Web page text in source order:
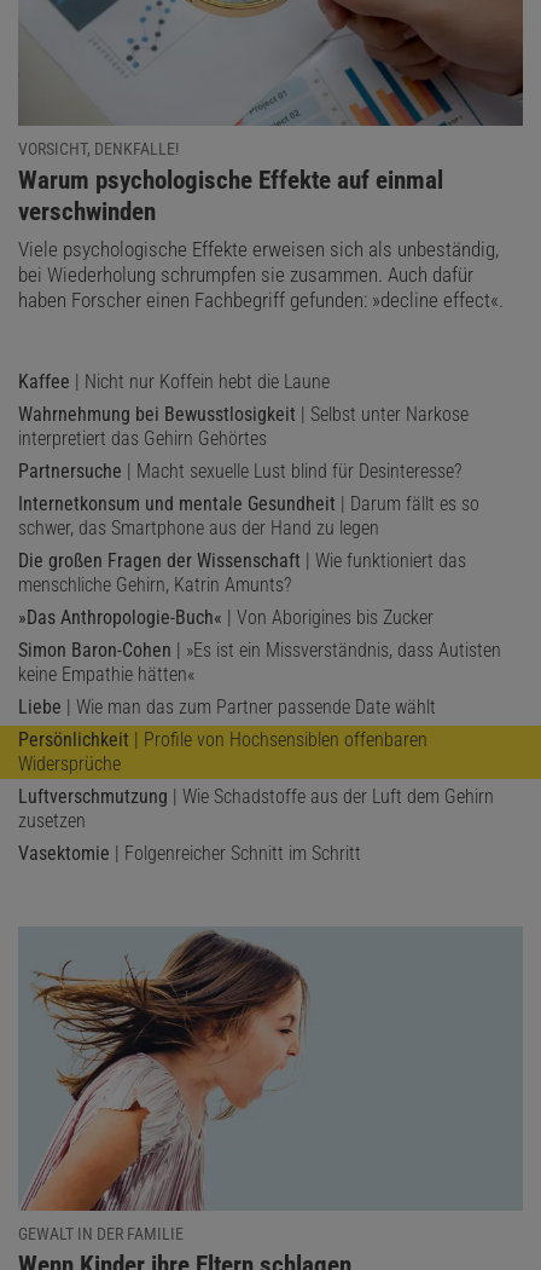
VORSICHT, DENKFALLE!
:
Warum psychologische Effekte auf einmal
verschwinden
Viele psychologische Effekte erweisen sich als unbeständig,
bei Wiederholung schrumpfen sie zusammen. Auch dafür
haben Forscher einen Fachbegriff gefunden: »decline effect«.
Kaffee | Nicht nur Koffein hebt die Laune
Wahrnehmung bei Bewusstlosigkeit | Selbst unter Narkose
interpretiert das Gehirn Gehörtes
Partnersuche | Macht sexuelle Lust blind für Desinteresse?
Internetkonsum und mentale Gesundheit | Darum fällt es so
schwer, das Smartphone aus der Hand zu legen
Die großen Fragen der Wissenschaft | Wie funktioniert das
menschliche Gehirn, Katrin Amunts?
»Das Anthropologie-Buch« | Von Aborigines bis Zucker
Simon Baron-Cohen | »Es ist ein Missverständnis, dass Autisten
keine Empathie hätten«
Liebe | Wie man das zum Partner passende Date wählt
Persönlichkeit | Profile von Hochsensiblen offenbaren
Widersprüche
Luftverschmutzung | Wie Schadstoffe aus der Luft dem Gehirn
zusetzen
Vasektomie | Folgenreicher Schnitt im Schritt
GEWALT IN DER FAMILIE